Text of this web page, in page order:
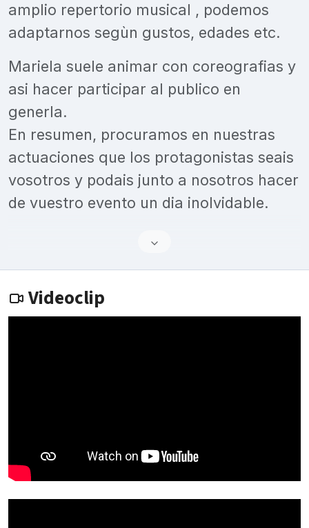
amplio repertorio musical , podemos
adaptarnos segùn gustos, edades etc.
Mariela suele animar con coreografias y
asi hacer participar al publico en
generla.
En resumen, procuramos en nuestras
actuaciones que los protagonistas seais
vosotros y podais junto a nosotros hacer
de vuestro evento un dia inolvidable.
Videoclip